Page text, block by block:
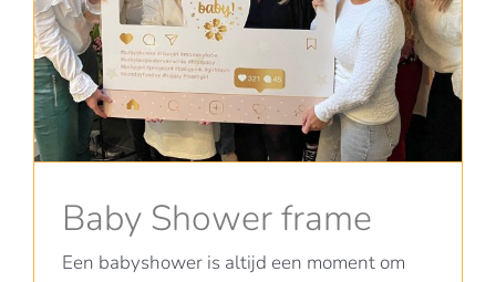
Baby Shower frame
Een babyshower is altijd een moment om